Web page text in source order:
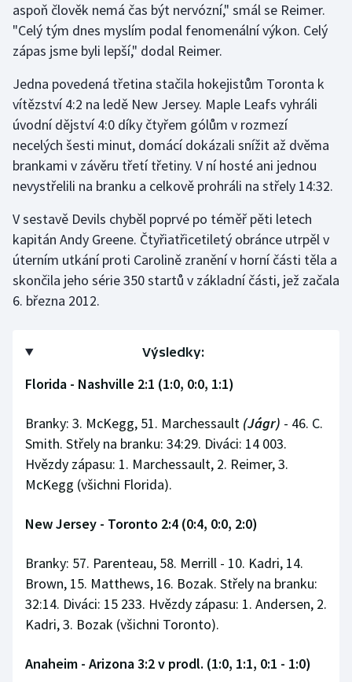
aspoň člověk nemá čas být nervózní," smál se Reimer.
"Celý tým dnes myslím podal fenomenální výkon. Celý
zápas jsme byli lepší," dodal Reimer.
Jedna povedená třetina stačila hokejistům Toronta k
vítězství 4:2 na ledě New Jersey. Maple Leafs vyhráli
úvodní dějství 4:0 díky čtyřem gólům v rozmezí
necelých šesti minut, domácí dokázali snížit až dvěma
brankami v závěru třetí třetiny. V ní hosté ani jednou
nevystřelili na branku a celkově prohráli na střely 14:32.
V sestavě Devils chyběl poprvé po téměř pěti letech
kapitán Andy Greene. Čtyřiatřicetiletý obránce utrpěl v
úterním utkání proti Carolině zranění v horní části těla a
skončila jeho série 350 startů v základní části, jež začala
6. března 2012.
Výsledky:
Florida - Nashville 2:1 (1:0, 0:0, 1:1)
Branky: 3. McKegg, 51. Marchessault (Jágr) - 46. C.
Smith. Střely na branku: 34:29. Diváci: 14 003.
Hvězdy zápasu: 1. Marchessault, 2. Reimer, 3.
McKegg (všichni Florida).
New Jersey - Toronto 2:4 (0:4, 0:0, 2:0)
Branky: 57. Parenteau, 58. Merrill - 10. Kadri, 14.
Brown, 15. Matthews, 16. Bozak. Střely na branku:
32:14. Diváci: 15 233. Hvězdy zápasu: 1. Andersen, 2.
Kadri, 3. Bozak (všichni Toronto).
Anaheim - Arizona 3:2 v prodl. (1:0, 1:1, 0:1 - 1:0)